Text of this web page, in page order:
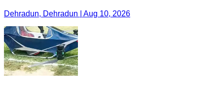
Dehradun, Dehradun | Aug 10, 2026